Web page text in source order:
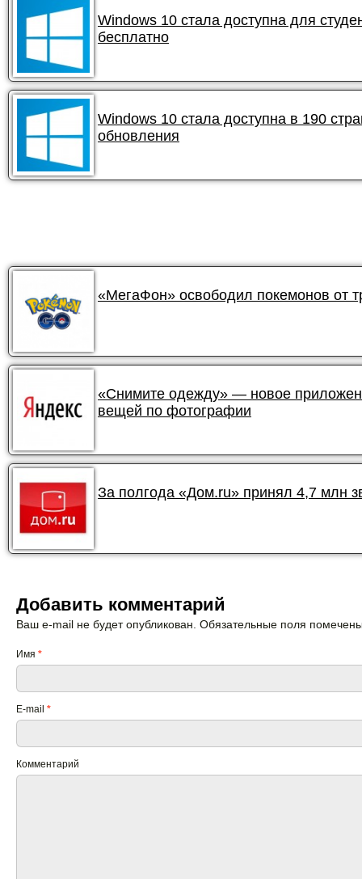
Windows 10 стала доступна для
бесплатно
Windows 10 стала доступна в 190
обновления
«МегаФон» освободил покемонов от
«Снимите одежду» — новое
вещей по фотографии
За полгода «Дом.ru» принял 4,7 млн
Добавить комментарий
Ваш e-mail не будет опубликован. Обязательные поля
Имя *
E-mail *
Комментарий